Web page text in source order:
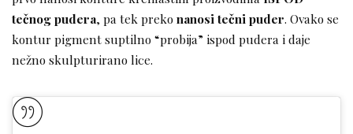
tečnog pudera, pa tek prekonanosi tečni puder. Ovako se
kontur pigment suptilno “probija” ispod pudera i daje
nežno skulpturirano lice.